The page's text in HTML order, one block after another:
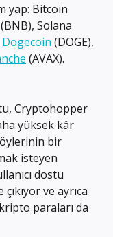
yap: Bitcoin
Solana
Dogecoin (DOGE),
(AVAX).
Cryptohopper
yüksek kâr
bir
isteyen
dostu
ve ayrıca
paraları da